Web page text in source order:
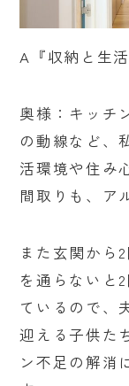
A『収納と生
奥様：キッチ
の動線など、
活環境や住み
間取りも、ア
また玄関から
を通らないと
ているので、
迎える子供た
ン不足の解消